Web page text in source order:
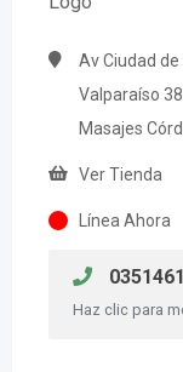
Av Ciudad
Valparaíso
Masajes
Ver Tienda
Línea Ahora
Haz clic para